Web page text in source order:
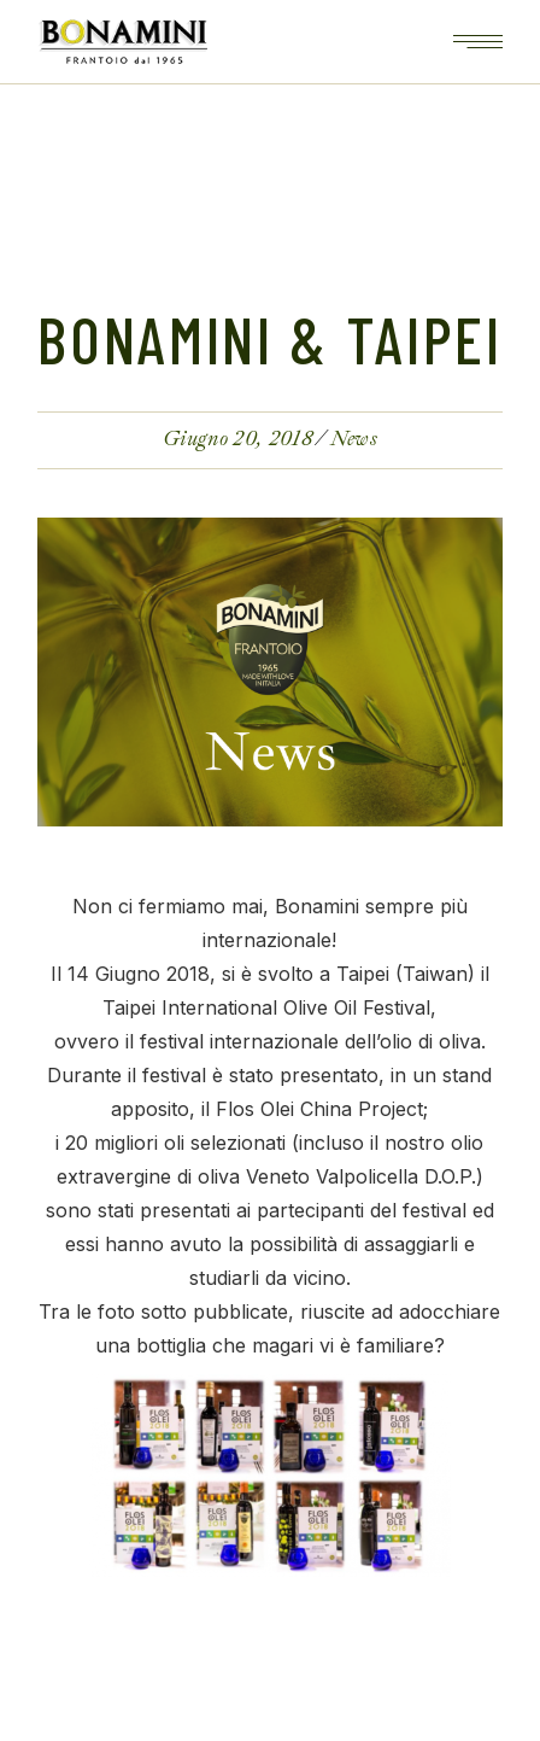
content
BONAMINI & TAIPEI
Giugno 20, 2018 News
Non ci fermiamo mai, Bonamini sempre più
internazionale!
Il 14 Giugno 2018, si è svolto a Taipei (Taiwan) il
Taipei International Olive Oil Festival,
ovvero il festival internazionale dell’olio di oliva.
Durante il festival è stato presentato, in un stand
apposito, il Flos Olei China Project;
i 20 migliori oli selezionati (incluso il nostro olio
extravergine di oliva Veneto Valpolicella D.O.P.)
sono stati presentati ai partecipanti del festival ed
essi hanno avuto la possibilità di assaggiarli e
studiarli da vicino.
Tra le foto sotto pubblicate, riuscite ad adocchiare
una bottiglia che magari vi è familiare?